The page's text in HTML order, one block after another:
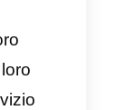
corretto
motivo, le
più